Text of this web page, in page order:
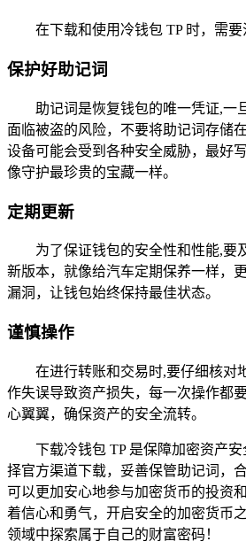
在下载和使用冷钱包 TP 时，需要
保护好助记词
助记词是恢复钱包的唯一凭证,一
面临被盗的风险，不要将助记词存储
设备可能会受到各种安全威胁，最好
像守护最珍贵的宝藏一样。
定期更新
为了保证钱包的安全性和性能,要
新版本，就像给汽车定期保养一样，
漏洞，让钱包始终保持最佳状态。
谨慎操作
在进行转账和交易时,要仔细核对
作失误导致资产损失，每一次操作都
心翼翼，确保资产的安全流转。
下载冷钱包 TP 是保障加密资产
择官方渠道下载，妥善保管助记词，
可以更加安心地参与加密货币的投资
着信心和勇气，开启安全的加密货币
领域中探索属于自己的财富密码！